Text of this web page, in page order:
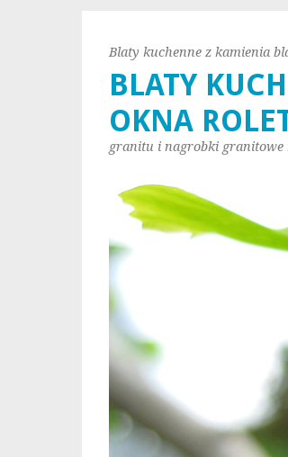
BLATY
OKNA
Blaty kuchenne z kamienia
granitu i nagrobki granitowe